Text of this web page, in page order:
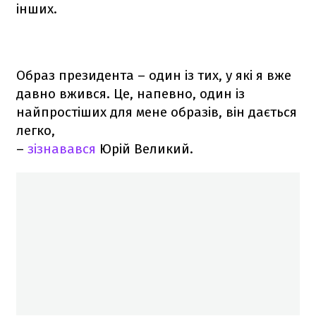
інших.
Образ президента – один із тих, у які я вже
давно вжився. Це, напевно, один із
найпростіших для мене образів, він дається
легко,
– зізнавався Юрій Великий.